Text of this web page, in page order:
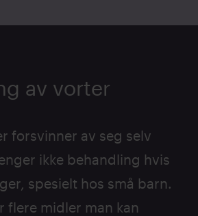
av vorter
forsvinner av seg selv
ikke behandling hvis
spesielt hos små barn.
flere midler man kan